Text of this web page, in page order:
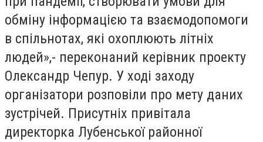
обміну інформацією та взаємодопомоги
в спільнотах, які охоплюють літніх
людей»,- переконаний керівник проекту
Олександр Чепур. У ході заходу
організатори розповіли про мету даних
зустрічей. Присутніх привітала
директорка Лубенської районної